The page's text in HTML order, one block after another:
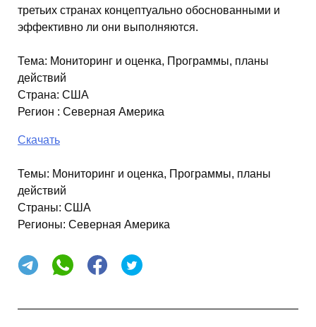
третьих странах концептуально обоснованными и
эффективно ли они выполняются.
Тема: Мониторинг и оценка, Программы, планы
действий
Страна: США
Регион : Северная Америка
Скачать
Темы: Мониторинг и оценка, Программы, планы
действий
Страны: США
Регионы: Северная Америка